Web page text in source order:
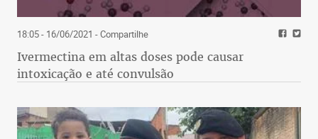
18:05 - 16/06/2021 - Compartilhe
Ivermectina em altas doses pode causar
intoxicação e até convulsão